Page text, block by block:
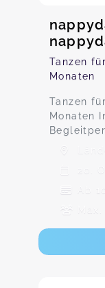
Tanzen
Monaten
Tanzen
Monaten
20.
Ab